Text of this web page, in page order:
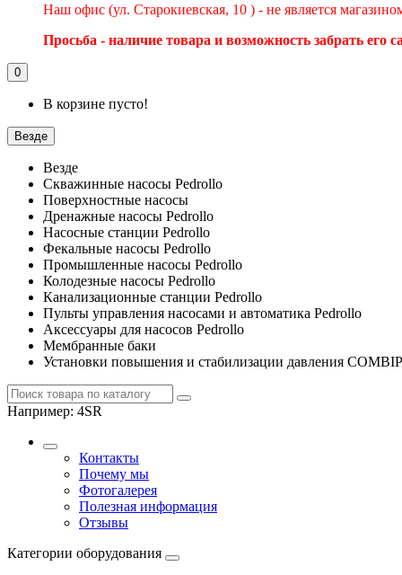
Наш офис (ул. Старокиевская, 10 ) - не является
Просьба - наличие товара и возможность забрать его
0
В корзине пусто!
Везде
Везде
Скважинные насосы Pedrollo
Поверхностные насосы
Дренажные насосы Pedrollo
Насосные станции Pedrollo
Фекальные насосы Pedrollo
Промышленные насосы Pedrollo
Колодезные насосы Pedrollo
Канализационные станции Pedrollo
Пульты управления насосами и автоматика Pedrollo
Аксессуары для насосов Pedrollo
Мембранные баки
Установки повышения и стабилизации давления
Например: 4SR
Контакты
Почему мы
Фотогалерея
Полезная информация
Отзывы
Категории оборудования